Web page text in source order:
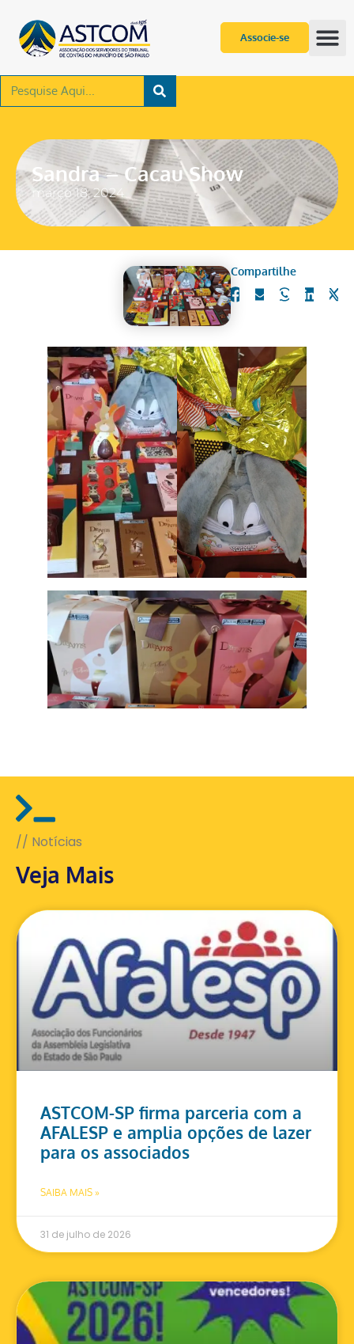
Associe-se
Sandra – Cacau Show
março 18, 2024
Compartilhe
// Notícias
Veja Mais
ASTCOM-SP firma parceria com a
AFALESP e amplia opções de lazer
para os associados
SAIBA MAIS »
31 de julho de 2026